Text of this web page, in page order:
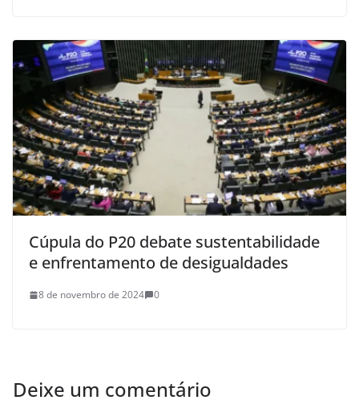
Cúpula do P20 debate sustentabilidade
e enfrentamento de desigualdades
8 de novembro de 2024 0
Deixe um comentário